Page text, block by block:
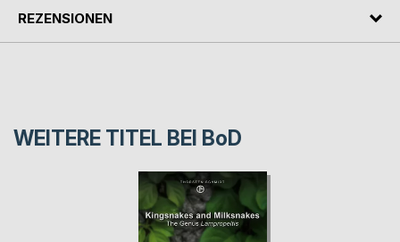
REZENSIONEN
WEITERE TITEL BEI BoD